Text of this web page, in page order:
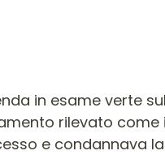
in esame verte
rilevato
e condannava